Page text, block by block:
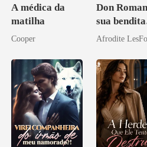
A médica da
matilha
Cooper
Don
sua bendita
ruína
Afrodite